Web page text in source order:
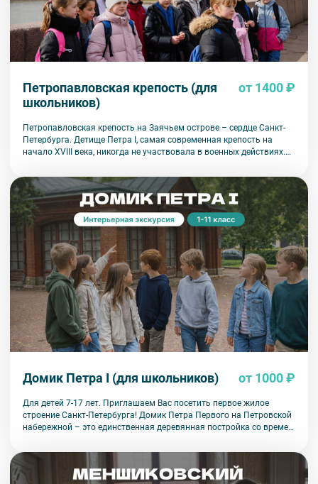
Петропавловская крепость (для
школьников)
от 1400 ₽
Петропавловская крепость на Заячьем острове – сердце Санкт-
Петербурга. Детище Петра I, самая современная крепость на
начало XVIII века, никогда не участвовала в военных действиях.
судьбу как города, так и страны в целом. Во время экскурсии по
Петропавловской крепости вы познакомитесь с уникальным
комплексом фортификационных сооружений, Петропавловским
собором, являющимся местом захоронения всех российских
императоров, Ботным домиком с копией ботика Петра I,
удивительным памятником Петру I работы скульптора Шемякина.
Домик Петра I (для школьников) от 1000 ₽
Для детей 7-17 лет. Приглашаем Вас посетить первое жилое
строение Санкт-Петербурга! Домик Петра Первого на Петровской
набережной – это единственная деревянная постройка со времен
резиденция Петра I была сооружена в рекордно короткие сроки –
с 24 по 26 мая 1703 года. Во время экскурсии вы узнаете много
интересных фактов об этой постройке. Экскурсия предназначена